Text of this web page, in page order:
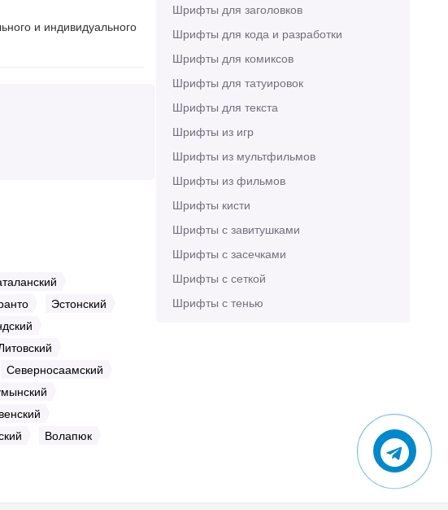
Шрифты для заголовков
Шрифты для кода и разработки
Шрифты для комиксов
Шрифты для татуировок
Шрифты для текста
Шрифты из игр
Шрифты из мультфильмов
Шрифты из фильмов
Шрифты кисти
Шрифты с завитушками
Шрифты с засечками
Шрифты с сеткой
Шрифты с тенью
и индивидуального
Эстонский
Северносаамский
Волапюк